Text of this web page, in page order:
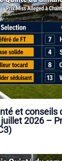
et conseils
2026 –